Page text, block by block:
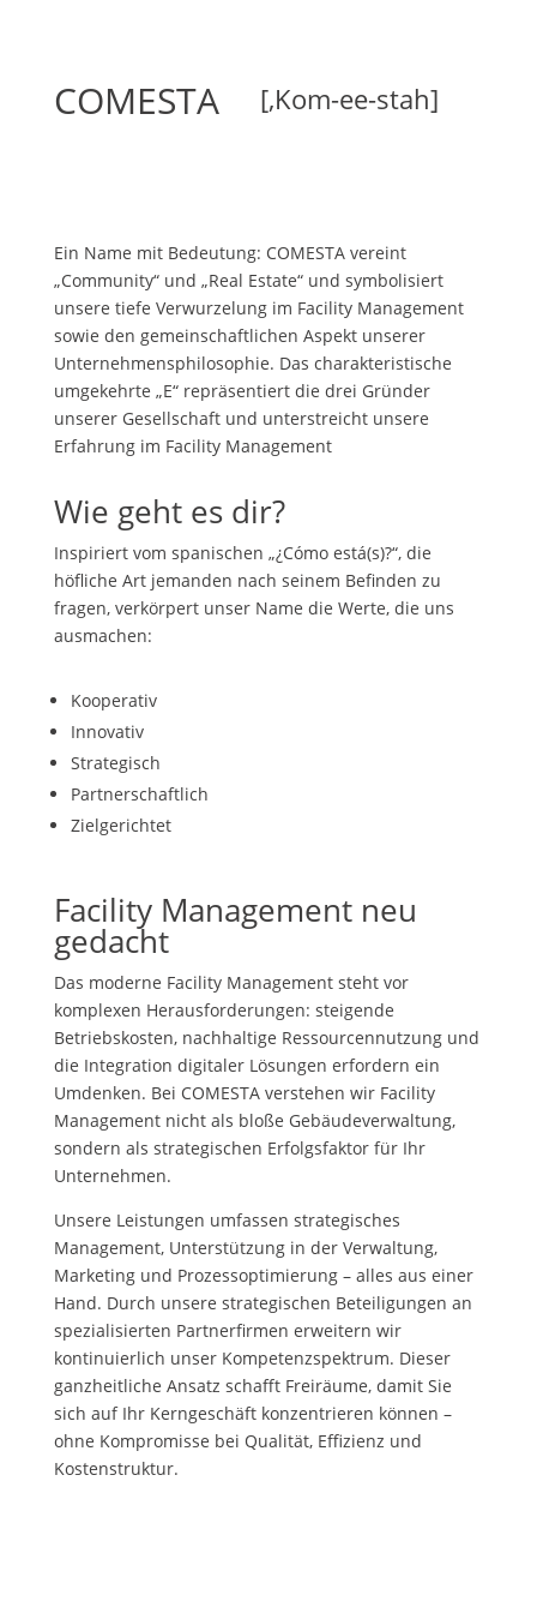
COMESTA [‚Kom-ee-stah]
Ein Name mit Bedeutung: COMESTA vereint
„Community“ und „Real Estate“ und symbolisiert
unsere tiefe Verwurzelung im Facility Management
sowie den gemeinschaftlichen Aspekt unserer
Unternehmensphilosophie. Das charakteristische
umgekehrte „E“ repräsentiert die drei Gründer
unserer Gesellschaft und unterstreicht unsere
Erfahrung im Facility Management
Wie geht es dir?
Inspiriert vom spanischen „¿Cómo está(s)?“, die
höfliche Art jemanden nach seinem Befinden zu
fragen, verkörpert unser Name die Werte, die uns
ausmachen:
Kooperativ
Innovativ
Strategisch
Partnerschaftlich
Zielgerichtet
Facility Management neu
gedacht
Das moderne Facility Management steht vor
komplexen Herausforderungen: steigende
Betriebskosten, nachhaltige Ressourcennutzung und
die Integration digitaler Lösungen erfordern ein
Umdenken. Bei COMESTA verstehen wir Facility
Management nicht als bloße Gebäudeverwaltung,
sondern als strategischen Erfolgsfaktor für Ihr
Unternehmen.
Unsere Leistungen umfassen strategisches
Management, Unterstützung in der Verwaltung,
Marketing und Prozessoptimierung – alles aus einer
Hand. Durch unsere strategischen Beteiligungen an
spezialisierten Partnerfirmen erweitern wir
kontinuierlich unser Kompetenzspektrum. Dieser
ganzheitliche Ansatz schafft Freiräume, damit Sie
sich auf Ihr Kerngeschäft konzentrieren können –
ohne Kompromisse bei Qualität, Effizienz und
Kostenstruktur.